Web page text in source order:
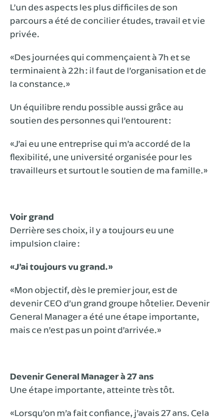
L’un des aspects les plus difficiles de son
parcours a été de concilier études, travail et vie
privée.
«Des journées qui commençaient à 7h et se
terminaient à 22h : il faut de l’organisation et de
la constance.»
Un équilibre rendu possible aussi grâce au
soutien des personnes qui l’entourent :
«J’ai eu une entreprise qui m’a accordé de la
flexibilité, une université organisée pour les
travailleurs et surtout le soutien de ma famille.»
Voir grand
Derrière ses choix, il y a toujours eu une
impulsion claire :
«J’ai toujours vu grand.»
«Mon objectif, dès le premier jour, est de
devenir CEO d’un grand groupe hôtelier. Devenir
General Manager a été une étape importante,
mais ce n’est pas un point d’arrivée.»
Devenir General Manager à 27 ans
Une étape importante, atteinte très tôt.
«Lorsqu’on m’a fait confiance, j’avais 27 ans. Cela